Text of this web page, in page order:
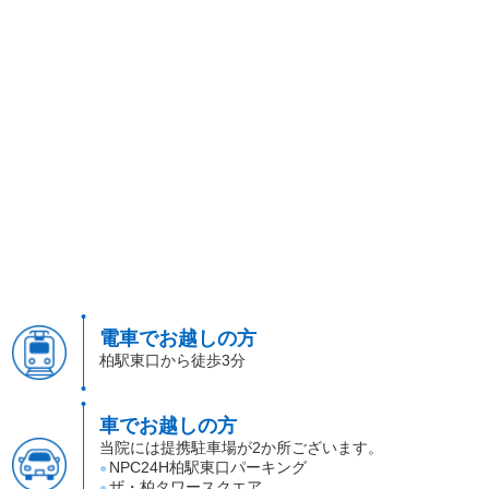
電車でお越しの方
柏駅東口から徒歩3分
車でお越しの方
当院には提携駐車場が2か所ございます。
● NPC24H柏駅東口パーキング